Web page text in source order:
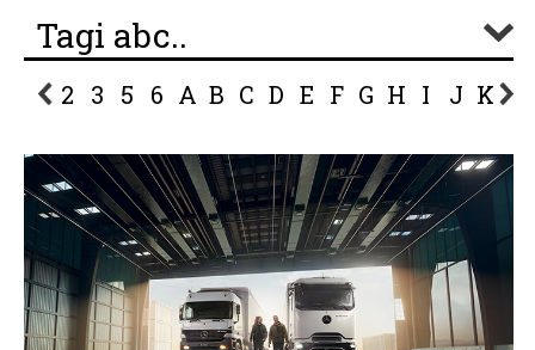
Tagi abc..
2 3 5 6 A B C D E F G H I J K L